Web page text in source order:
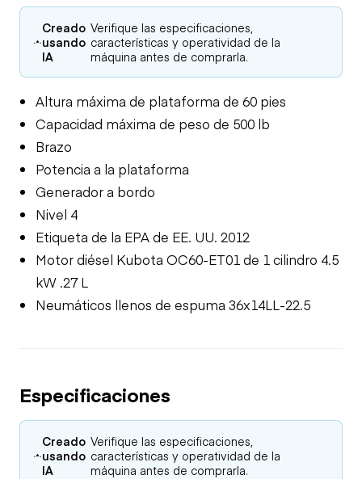
Creado
usando
IA
Verifique las especificaciones,
características y operatividad de la
máquina antes de comprarla.
Altura máxima de plataforma de 60 pies
Capacidad máxima de peso de 500 lb
Brazo
Potencia a la plataforma
Generador a bordo
Nivel 4
Etiqueta de la EPA de EE. UU. 2012
Motor diésel Kubota OC60-ET01 de 1 cilindro 4.5
kW .27 L
Neumáticos llenos de espuma 36x14LL-22.5
Especificaciones
Creado
usando
IA
Verifique las especificaciones,
características y operatividad de la
máquina antes de comprarla.